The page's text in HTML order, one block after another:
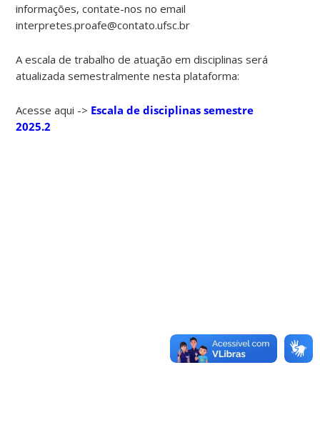
informações, contate-nos no email
interpretes.proafe@contato.ufsc.br
A escala de trabalho de atuação em disciplinas será
atualizada semestralmente nesta plataforma:
Acesse aqui -> Escala de disciplinas semestre
2025.2